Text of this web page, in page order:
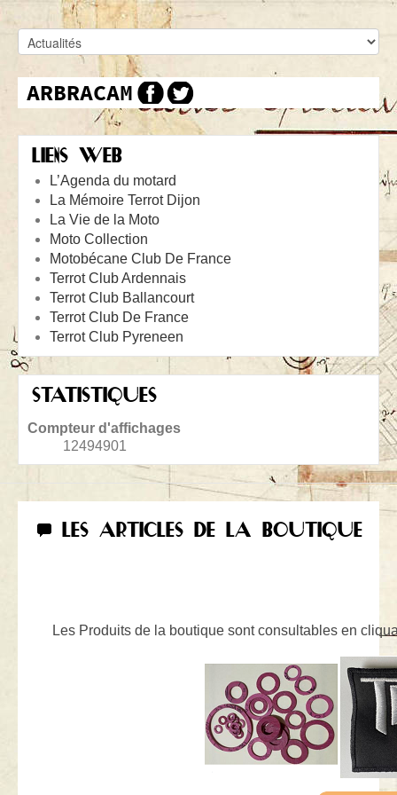
LIENS WEB
L’Agenda du motard
La Mémoire Terrot Dijon
La Vie de la Moto
Moto Collection
Motobécane Club De France
Terrot Club Ardennais
Terrot Club Ballancourt
Terrot Club De France
Terrot Club Pyreneen
STATISTIQUES
Compteur d'affichages
12494901
LES ARTICLES DE LA BOUTIQUE
Les Produits de la boutique sont consultables en